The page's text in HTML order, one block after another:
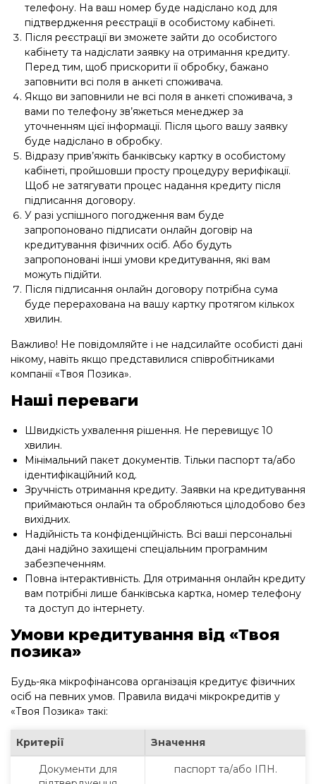
телефону. На ваш номер буде надіслано код для
підтвердження реєстрації в особистому кабінеті.
Після реєстрації ви зможете зайти до особистого
кабінету та надіслати заявку на отримання кредиту.
Перед тим, щоб прискорити її обробку, бажано
заповнити всі поля в анкеті споживача.
Якщо ви заповнили не всі поля в анкеті споживача, з
вами по телефону зв’яжеться менеджер за
уточненням цієї інформації. Після цього вашу заявку
буде надіслано в обробку.
Відразу прив’яжіть банківську картку в особистому
кабінеті, пройшовши просту процедуру верифікації.
Щоб не затягувати процес надання кредиту після
підписання договору.
У разі успішного погодження вам буде
запропоновано підписати онлайн договір на
кредитування фізичних осіб. Або будуть
запропоновані інші умови кредитування, які вам
можуть підійти.
Після підписання онлайн договору потрібна сума
буде перерахована на вашу картку протягом кількох
хвилин.
Важливо! Не повідомляйте і не надсилайте особисті дані
нікому, навіть якщо представилися співробітниками
компанії «Твоя Позика».
Наші переваги
Швидкість ухвалення рішення. Не перевищує 10
хвилин.
Мінімальний пакет документів. Тільки паспорт та/або
ідентифікаційний код.
Зручність отримання кредиту. Заявки на кредитування
приймаються онлайн та обробляються цілодобово без
вихідних.
Надійність та конфіденційність. Всі ваші персональні
дані надійно захищені спеціальним програмним
забезпеченням.
Повна інтерактивність. Для отримання онлайн кредиту
вам потрібні лише банківська картка, номер телефону
та доступ до інтернету.
Умови кредитування від «Твоя
позика»
Будь-яка мікрофінансова організація кредитує фізичних
осіб на певних умов. Правила видачі мікрокредитів у
«Твоя Позика» такі:
Критерії Значення
Документи для
паспорт та/або ІПН.